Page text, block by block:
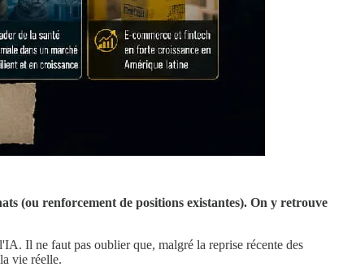
(ou renforcement de positions existantes). On y retrouve
Il ne faut pas oublier que, malgré la reprise récente des
vie réelle.